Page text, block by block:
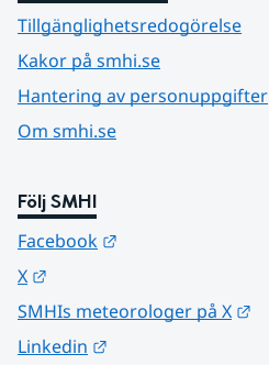
Tillgänglighetsredogörelse
Kakor på smhi.se
Hantering av personuppgifter
Om smhi.se
Följ SMHI
Facebook
X
SMHIs meteorologer på X
Linkedin